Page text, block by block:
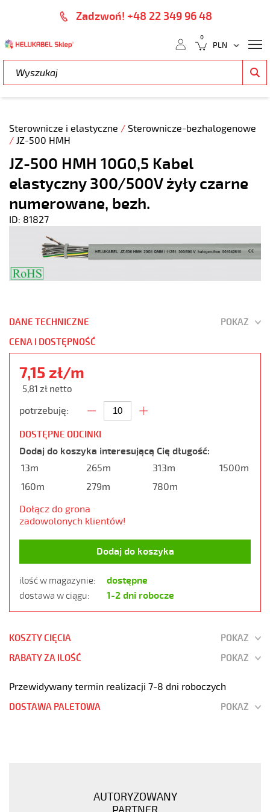
Zadzwoń! +48 22 349 96 48
0
Sterownicze i elastyczne / Sterownicze-bezhalogenowe
/ JZ-500 HMH
JZ-500 HMH 10G0,5 Kabel
elastyczny 300/500V żyły czarne
numerowane, bezh.
ID: 81827
DANE TECHNICZNE
POKAŻ
CENA I DOSTĘPNOŚĆ
7,15 zł/m
5,81 zł netto
potrzebuję:
DOSTĘPNE ODCINKI
Dodaj do koszyka interesującą Cię długość:
13m
160m
265m
279m
313m
780m
1500m
Dołącz do grona
zadowolonych klientów!
Dodaj do koszyka
ilość w magazynie: dostępne
dostawa w ciągu: 1-2 dni robocze
KOSZTY CIĘCIA
POKAŻ
RABATY ZA ILOŚĆ
POKAŻ
Przewidywany termin realizacji 7-8 dni roboczych
DOSTAWA PALETOWA POKAŻ
AUTORYZOWANY